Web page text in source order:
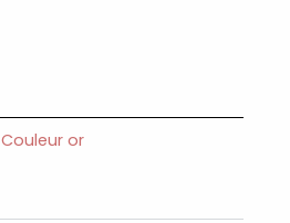
Couleur or